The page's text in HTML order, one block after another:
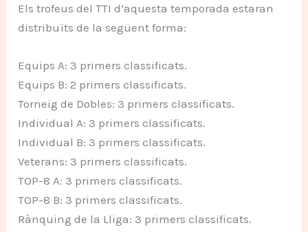
Els trofeus del TTI d’aquesta temporada estaran
distribuïts de la següent forma:
Equips A: 3 primers classificats.
Equips B: 2 primers classificats.
Torneig de Dobles: 3 primers classificats.
Individual A: 3 primers classificats.
Individual B: 3 primers classificats.
Veterans: 3 primers classificats.
TOP-8 A: 3 primers classificats.
TOP-8 B: 3 primers classificats.
Rànquing de la Lliga: 3 primers classificats.